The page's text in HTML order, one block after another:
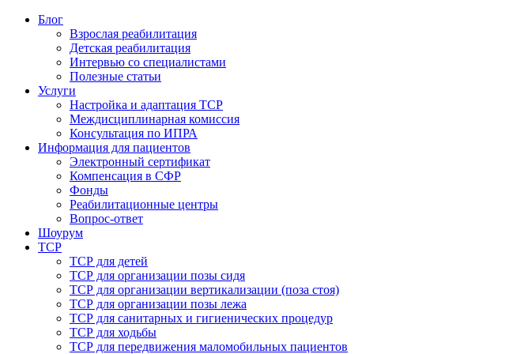
Блог
Взрослая реабилитация
Детская реабилитация
Интервью со специалистами
Полезные статьи
Услуги
Настройка и адаптация ТСР
Междисциплинарная комиссия
Консультация по ИПРА
Информация для пациентов
Электронный сертификат
Компенсация в СФР
Фонды
Реабилитационные центры
Вопрос-ответ
Шоурум
ТСР
ТСР для детей
ТСР для организации позы сидя
ТСР для организации вертикализации (поза стоя)
ТСР для организации позы лежа
ТСР для санитарных и гигиенических процедур
ТСР для ходьбы
ТСР для передвижения маломобильных пациентов